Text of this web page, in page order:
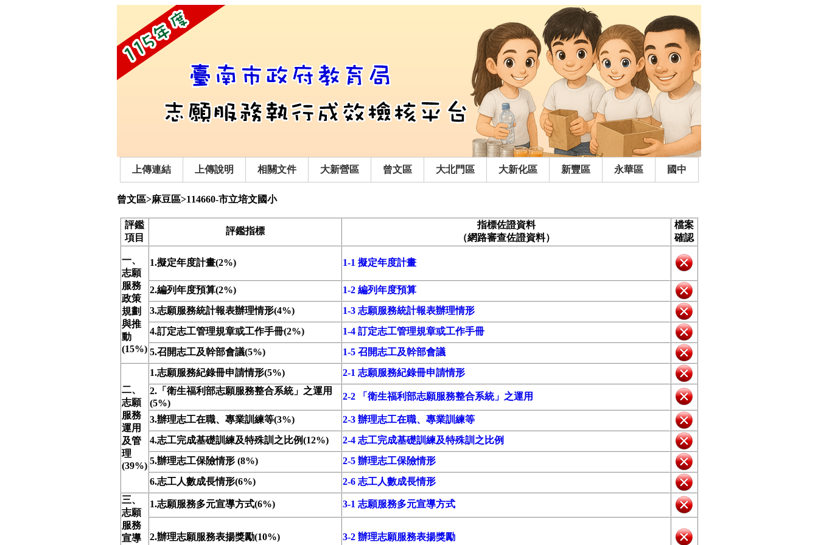
上傳連結 上傳說明 相關文件 大新營區 曾文區 大北門區 大新化區 新豐區 永華區 國中
曾文區>麻豆區>114660-市立培文國小
評鑑
項目
評鑑指標
指標佐證資料
（網路審查佐證資料）
檔案
確認
一、
志願
服務
政策
規劃
與推
動
(15%)
1.擬定年度計畫(2%) 1-1 擬定年度計畫
2.編列年度預算(2%)
1-2 編列年度預算
3.志願服務統計報表辦理情形(4%)
1-3 志願服務統計報表辦理情形
4.訂定志工管理規章或工作手冊(2%)
1-4 訂定志工管理規章或工作手冊
5.召開志工及幹部會議(5%)
1-5 召開志工及幹部會議
二、
志願
服務
運用
及管
理
(39%)
1.志願服務紀錄冊申請情形(5%)
2-1 志願服務紀錄冊申請情形
2.「衛生福利部志願服務整合系統」之運用
(5%)
2-2 「衛生福利部志願服務整合系統」之運用
3.辦理志工在職、專業訓練等(3%)
2-3 辦理志工在職、專業訓練等
4.志工完成基礎訓練及特殊訓之比例(12%)
2-4 志工完成基礎訓練及特殊訓之比例
5.辦理志工保險情形 (8%)
2-5 辦理志工保險情形
6.志工人數成長情形(6%)
2-6 志工人數成長情形
三、
志願
服務
宣導
1.志願服務多元宣導方式(6%) 3-1 志願服務多元宣導方式
2.辦理志願服務表揚獎勵(10%) 3-2 辦理志願服務表揚獎勵